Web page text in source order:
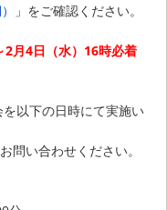
」をご確認ください。
月4日（水）16時必着
以下の日時にて実施い
問い合わせください。